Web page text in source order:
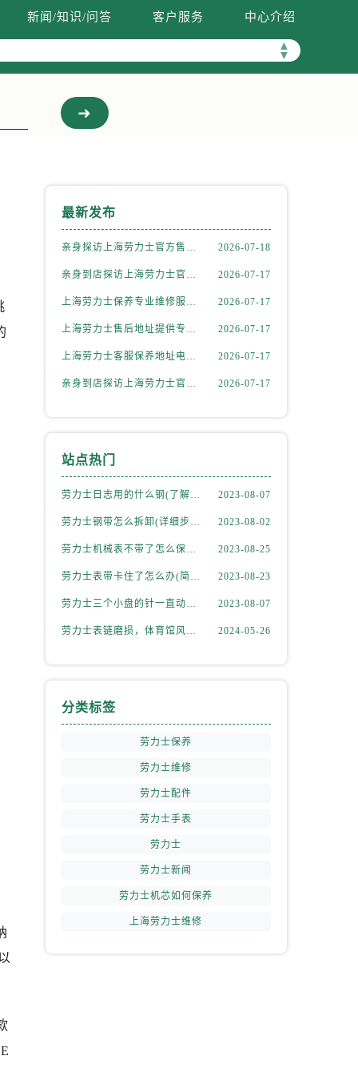
新闻/知识/问答 客户服务 中心介绍
▲
▼
最新发布
亲身探访上海劳力士官方售后服务中心｜热线电话及门店地址（2026年7月最新） 2026-07-18
亲身到店探访上海劳力士官方售后服务中心｜官方地址及24小时客服电话（2026年7月最新） 2026-07-17
上海劳力士保养专业维修服务流程详解权威公示（2026年7月最新） 2026-07-17
上海劳力士售后地址提供专业维修保养服务权威公示（2026年7月最新） 2026-07-17
上海劳力士客服保养地址电话查询指南权威公示（2026年7月最新） 2026-07-17
亲身到店探访上海劳力士官方售后服务中心｜最新电话与详细地址（2026年7月最新） 2026-07-17
站点热门
劳力士日志用的什么钢(了解劳力士表款材质选择) 2023-08-07
劳力士钢带怎么拆卸(详细步骤教学) 2023-08-02
劳力士机械表不带了怎么保存(正确的方法和注意事项) 2023-08-25
劳力士表带卡住了怎么办(简单有效的解决方法) 2023-08-23
劳力士三个小盘的针一直动吗(详解机械表小盘指针运行规律) 2023-08-07
劳力士表链磨损，体育馆风尚下的专业修复之道 2024-05-26
分类标签
劳力士保养
劳力士维修
劳力士配件
劳力士手表
劳力士
劳力士新闻
劳力士机芯如何保养
上海劳力士维修